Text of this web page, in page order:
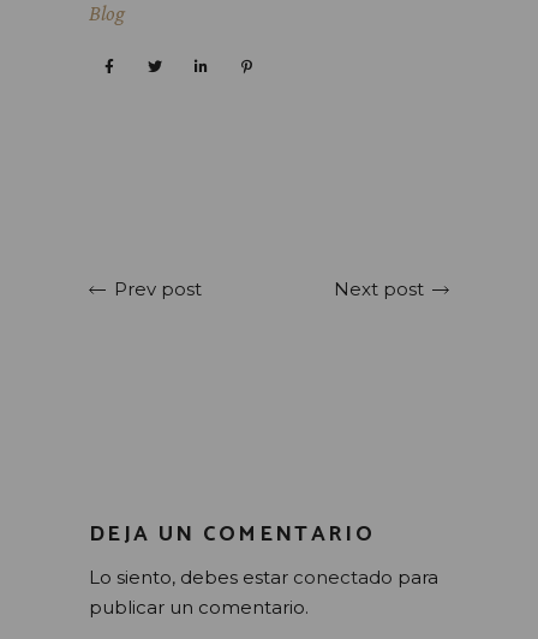
Blog
Prev post Next post
DEJA UN COMENTARIO
Lo siento, debes estar conectado para
publicar un comentario.